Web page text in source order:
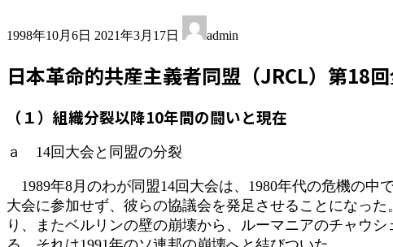
1998年10月6日 終
新
時
:
2021年3月17日 admin
日本革命的共産主義者同盟（JRCL）第18
（１）組織分裂以降10年間の闘いと現在
ａ 14回大会と同盟の分裂
1989年8月のわが同盟14回大会は、1980年代の危機の中
大会に参加せず、彼らの協議会を発足させることになっ
り、またベルリンの壁の崩壊から、ルーマニアのチャウ